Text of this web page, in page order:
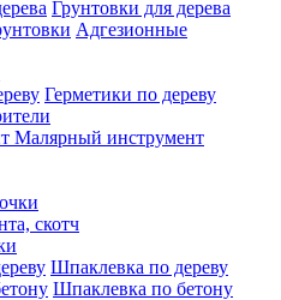
Грунтовки для дерева
Адгезионные
Герметики по дереву
Малярный инструмент
скотч
Шпаклевка по дереву
Шпаклевка по бетону